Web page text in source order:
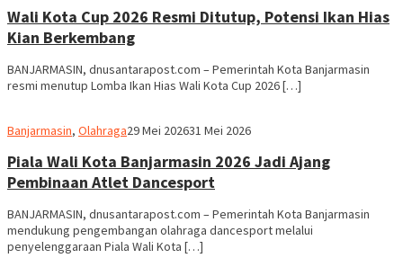
Wali Kota Cup 2026 Resmi Ditutup, Potensi Ikan Hias
Kian Berkembang
BANJARMASIN, dnusantarapost.com – Pemerintah Kota Banjarmasin
resmi menutup Lomba Ikan Hias Wali Kota Cup 2026 […]
Banjarmasin, OlahragaRedaksi
29 Mei 202631 Mei 2026
Piala Wali Kota Banjarmasin 2026 Jadi Ajang
Pembinaan Atlet Dancesport
BANJARMASIN, dnusantarapost.com – Pemerintah Kota Banjarmasin
mendukung pengembangan olahraga dancesport melalui
penyelenggaraan Piala Wali Kota […]